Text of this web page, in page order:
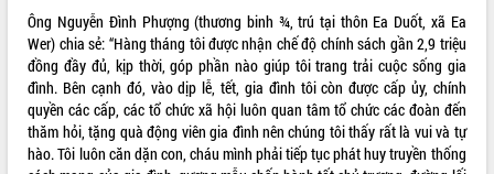
ALBUM ẢNH
Ông Nguyễn Đình Phượng (thương binh ¾, trú tại thôn Ea Duốt, xã Ea
Wer) chia sẻ: “Hàng tháng tôi được nhận chế độ chính sách gần 2,9 triệu
đồng đầy đủ, kịp thời, góp phần nào giúp tôi trang trải cuộc sống gia
đình. Bên cạnh đó, vào dịp lễ, tết, gia đình tôi còn được cấp ủy, chính
quyền các cấp, các tổ chức xã hội luôn quan tâm tổ chức các đoàn đến
thăm hỏi, tặng quà động viên gia đình nên chúng tôi thấy rất là vui và tự
hào. Tôi luôn căn dặn con, cháu mình phải tiếp tục phát huy truyền thống